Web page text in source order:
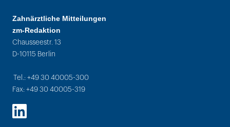
Zahnärztliche Mitteilungen
zm-Redaktion
Chausseestr. 13
D-10115 Berlin
Tel.: +49 30 40005-300
Fax: +49 30 40005-319
LinkedIn